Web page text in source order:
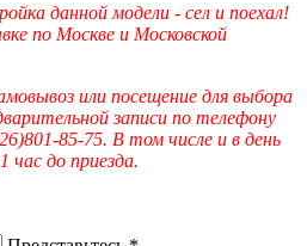
данной модели - сел и поехал!
по Москве и Московской
или посещение для выбора
записи по телефону
85-75. В том числе и в день
час до приезда.